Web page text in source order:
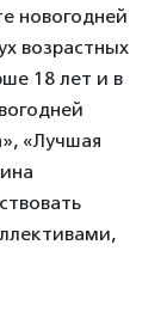
новогодней
возрастных
18 лет и в
«Лучшая